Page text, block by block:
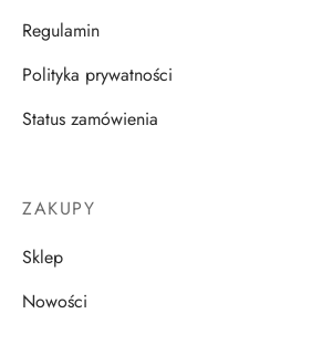
Regulamin
Polityka prywatności
Status zamówienia
ZAKUPY
Sklep
Nowości